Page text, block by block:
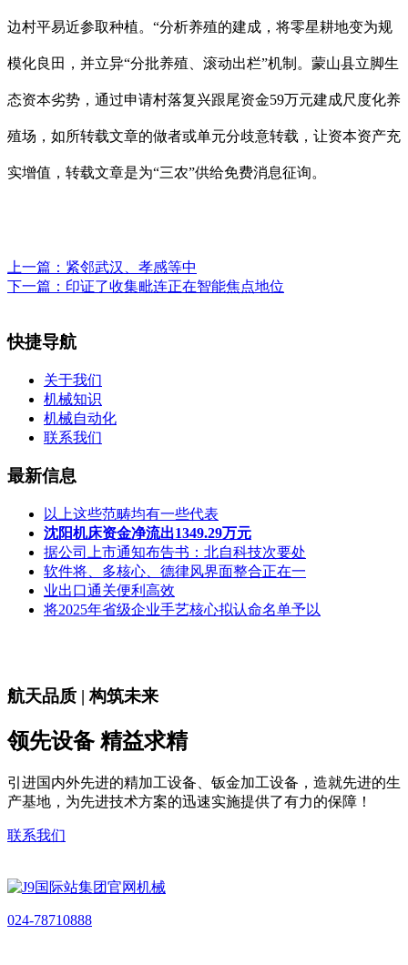
边村平易近参取种植。“分析养殖的建成，将零星耕地变为规
模化良田，并立异“分批养殖、滚动出栏”机制。蒙山县立脚生
态资本劣势，通过申请村落复兴跟尾资金59万元建成尺度化养
殖场，如所转载文章的做者或单元分歧意转载，让资本资产充
实增值，转载文章是为“三农”供给免费消息征询。
上一篇： 紧邻武汉、孝感等中
下一篇： 印证了收集毗连正在智能焦点地位
快捷导航
关于我们
机械知识
机械自动化
联系我们
最新信息
以上这些范畴均有一些代表
沈阳机床资金净流出1349.29万元
据公司上市通知布告书：北自科技次要处
软件将、多核心、德律风界面整合正在一
业出口通关便利高效
将2025年省级企业手艺核心拟认命名单予以
航天品质 | 构筑未来
领先设备 精益求精
引进国内外先进的精加工设备、钣金加工设备，造就先进的生
产基地，为先进技术方案的迅速实施提供了有力的保障！
联系我们
024-78710888